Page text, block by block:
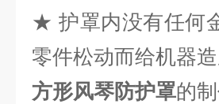
★ 护罩内没有任何
零件松动而给机器
方形风琴防护罩的